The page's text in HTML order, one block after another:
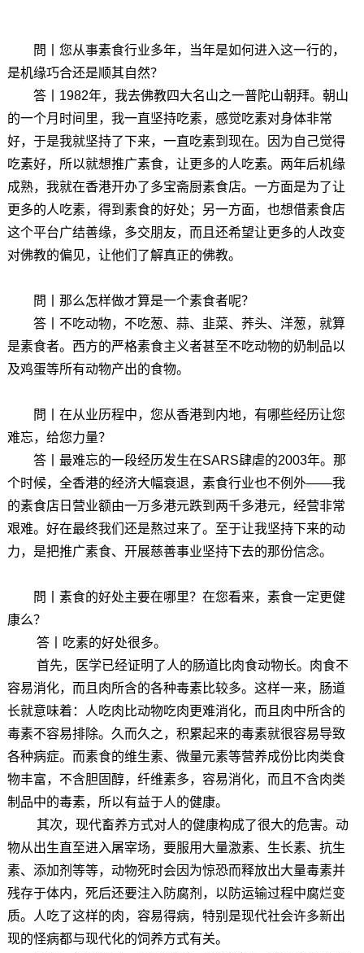
問丨您从事素食行业多年，当年是如何进入这一行的，
是机缘巧合还是顺其自然？
答丨 1982年，我去佛教四大名山之一普陀山朝拜。朝山
的一个月时间里，我一直坚持吃素，感觉吃素对身体非常
好，于是我就坚持了下来，一直吃素到现在。因为自己觉得
吃素好，所以就想推广素食，让更多的人吃素。两年后机缘
成熟，我就在香港开办了多宝斋厨素食店。一方面是为了让
更多的人吃素，得到素食的好处；另一方面，也想借素食店
这个平台广结善缘，多交朋友，而且还希望让更多的人改变
对佛教的偏见，让他们了解真正的佛教。
問丨那么怎样做才算是一个素食者呢？
答丨 不吃动物，不吃葱、蒜、韭菜、荞头、洋葱，就算
是素食者。西方的严格素食主义者甚至不吃动物的奶制品以
及鸡蛋等所有动物产出的食物。
問丨在从业历程中，您从香港到内地，有哪些经历让您
难忘，给您力量？
答丨 最难忘的一段经历发生在SARS肆虐的2003年。那
个时候，全香港的经济大幅衰退，素食行业也不例外——我
的素食店日营业额由一万多港元跌到两千多港元，经营非常
艰难。好在最终我们还是熬过来了。至于让我坚持下来的动
力，是把推广素食、开展慈善事业坚持下去的那份信念。
問丨素食的好处主要在哪里？在您看来，素食一定更健
康么？
答丨
吃素的好处很多。
首先，医学已经证明了人的肠道比肉食动物长。肉食不
容易消化，而且肉所含的各种毒素比较多。这样一来，肠道
长就意味着：人吃肉比动物吃肉更难消化，而且肉中所含的
毒素不容易排除。久而久之，积累起来的毒素就很容易导致
各种病症。而素食的维生素、微量元素等营养成份比肉类食
物丰富，不含胆固醇，纤维素多，容易消化，而且不含肉类
制品中的毒素，所以有益于人的健康。
其次，现代畜养方式对人的健康构成了很大的危害。动
物从出生直至进入屠宰场，要服用大量激素、生长素、抗生
素、添加剂等等，动物死时会因为惊恐而释放出大量毒素并
残存于体内，死后还要注入防腐剂，以防运输过程中腐烂变
质。人吃了这样的肉，容易得病，特别是现代社会许多新出
现的怪病都与现代化的饲养方式有关。